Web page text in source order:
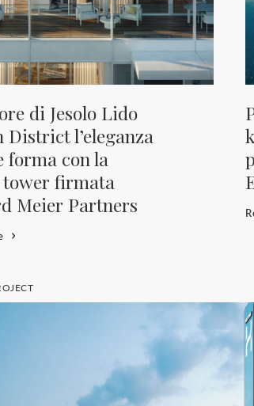
di Jesolo Lido
District l’eleganza
forma con la
firmata
Meier Partners